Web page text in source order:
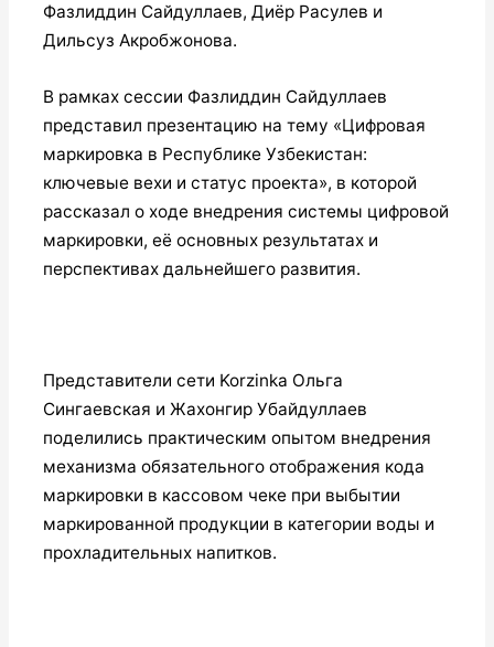
Фазлиддин Сайдуллаев, Диёр Расулев и
Дильсуз Акробжонова.
В рамках сессии Фазлиддин Сайдуллаев
представил презентацию на тему «Цифровая
маркировка в Республике Узбекистан:
ключевые вехи и статус проекта», в которой
рассказал о ходе внедрения системы цифровой
маркировки, её основных результатах и
перспективах дальнейшего развития.
Представители сети Korzinka Ольга
Сингаевская и Жахонгир Убайдуллаев
поделились практическим опытом внедрения
механизма обязательного отображения кода
маркировки в кассовом чеке при выбытии
маркированной продукции в категории воды и
прохладительных напитков.